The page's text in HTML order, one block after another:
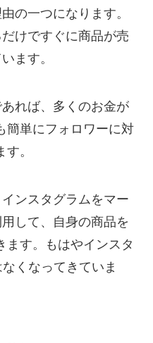
の一つになります。
けですぐに商品が売
ます。
れば、多くのお金が
簡単にフォロワーに対
。
ンスタグラムをマー
して、自身の商品を
ます。もはやインスタ
くなってきていま